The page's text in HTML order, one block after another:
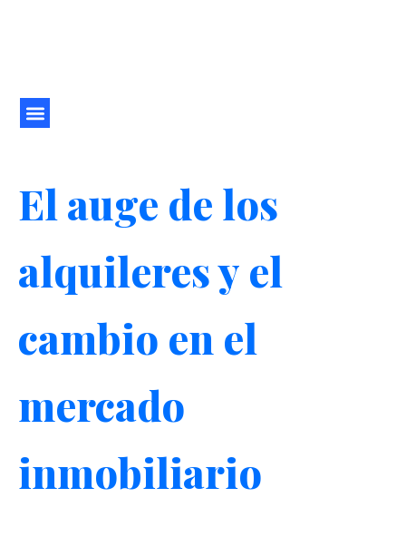
El auge de los
alquileres y el
cambio en el
mercado
inmobiliario